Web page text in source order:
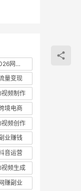
2026网赚项目
量变现
视频制作
境电商
视频创作
业赚钱
音运营
视频生成
赚副业